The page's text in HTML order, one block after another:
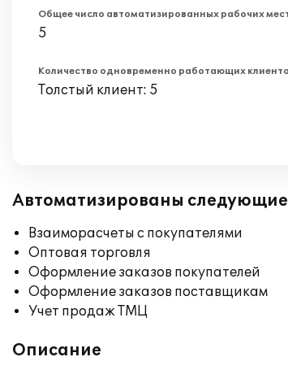
Общее число автоматизированных рабочих
5
Количество одновременно работающих
Толстый клиент: 5
Автоматизированы
Взаиморасчеты с покупателями
Оптовая торговля
Оформление заказов покупателей
Оформление заказов поставщикам
Учет продаж ТМЦ
Описание